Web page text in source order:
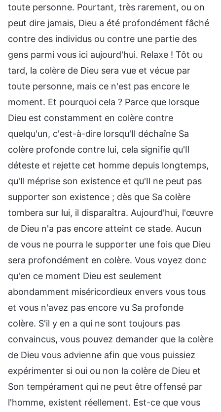
toute personne. Pourtant, très rarement, ou on
peut dire jamais, Dieu a été profondément fâché
contre des individus ou contre une partie des
gens parmi vous ici aujourd'hui. Relaxe ! Tôt ou
tard, la colère de Dieu sera vue et vécue par
toute personne, mais ce n'est pas encore le
moment. Et pourquoi cela ? Parce que lorsque
Dieu est constamment en colère contre
quelqu'un, c'est-à-dire lorsqu'Il déchaîne Sa
colère profonde contre lui, cela signifie qu'Il
déteste et rejette cet homme depuis longtemps,
qu'Il méprise son existence et qu'Il ne peut pas
supporter son existence ; dès que Sa colère
tombera sur lui, il disparaîtra. Aujourd'hui, l'œuvre
de Dieu n'a pas encore atteint ce stade. Aucun
de vous ne pourra le supporter une fois que Dieu
sera profondément en colère. Vous voyez donc
qu'en ce moment Dieu est seulement
abondamment miséricordieux envers vous tous
et vous n'avez pas encore vu Sa profonde
colère. S'il y en a qui ne sont toujours pas
convaincus, vous pouvez demander que la colère
de Dieu vous advienne afin que vous puissiez
expérimenter si oui ou non la colère de Dieu et
Son tempérament qui ne peut être offensé par
l'homme, existent réellement. Est-ce que vous